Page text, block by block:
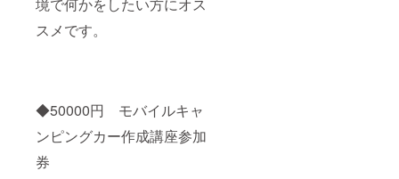
スメです。
◆50000円 モバイルキャ
ンピングカー作成講座参加
券